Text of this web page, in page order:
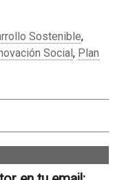
Sostenible,
Social , Plan